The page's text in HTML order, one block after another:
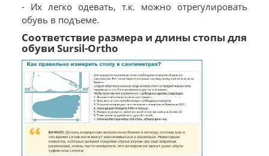
- Их легко одевать, т.к. можно отрегулировать
обувь в подъеме.
Соответствие размера и длины стопы для
обуви Sursil-Ortho